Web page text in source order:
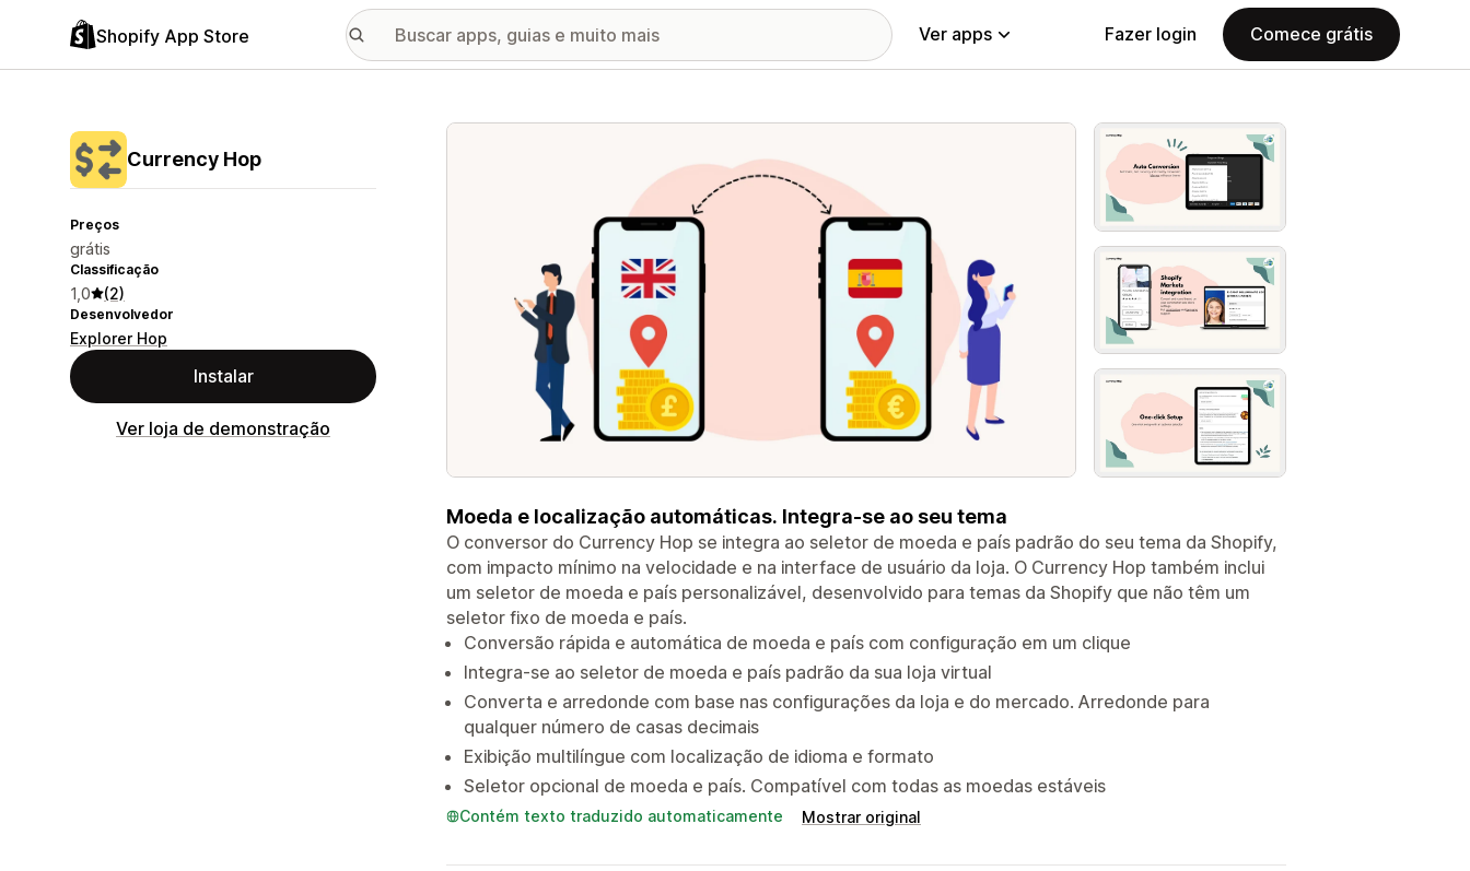
Shopify App Store Ver apps Fazer login Comece grátis
Currency Hop
Preços
grátis
Classificação
1,0 (2)
Desenvolvedor
Explorer Hop
Instalar
Ver loja de demonstração
Galeria de imagens em destaque
Moeda e localização automáticas. Integra-se ao seu tema
O conversor do Currency Hop se integra ao seletor de moeda e país padrão do seu tema da Shopify,
com impacto mínimo na velocidade e na interface de usuário da loja. O Currency Hop também inclui
um seletor de moeda e país personalizável, desenvolvido para temas da Shopify que não têm um
seletor fixo de moeda e país.
Conversão rápida e automática de moeda e país com configuração em um clique
Integra-se ao seletor de moeda e país padrão da sua loja virtual
Converta e arredonde com base nas configurações da loja e do mercado. Arredonde para
qualquer número de casas decimais
Exibição multilíngue com localização de idioma e formato
Seletor opcional de moeda e país. Compatível com todas as moedas estáveis
Contém texto traduzido automaticamente Mostrar original